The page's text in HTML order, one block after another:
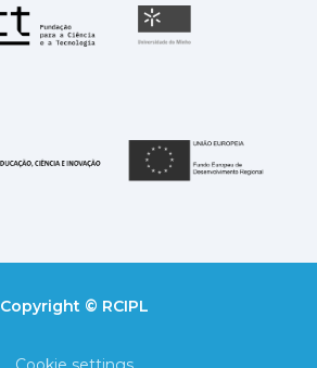
Fundação para a
República Portuguesa
Copyright © RCIPL